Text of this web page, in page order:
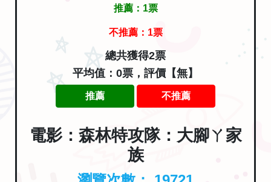
推薦： 1票
不推薦： 1票
總共獲得2票
平均值：0票，評價【無】
推薦 不推薦
電影：森林特攻隊：大腳ㄚ家
族